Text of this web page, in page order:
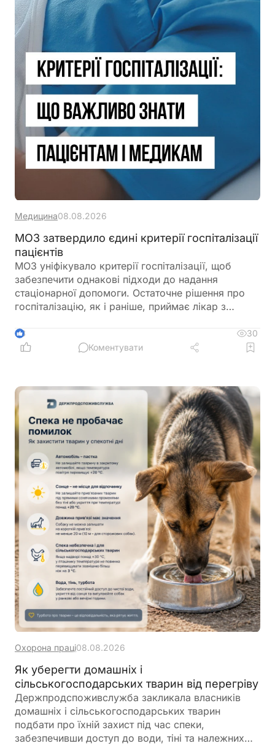
Медицина08.08.2026
МОЗ затвердило єдині критерії госпіталізації
пацієнтів
МОЗ уніфікувало критерії госпіталізації, щоб
забезпечити однакові підходи до надання
стаціонарної допомоги. Остаточне рішення про
госпіталізацію, як і раніше, приймає лікар з
3
30
Коментувати
Охорона праці08.08.2026
Як уберегти домашніх і
сільськогосподарських тварин від перегріву
Держпродспоживслужба закликала власників
домашніх і сільськогосподарських тварин
подбати про їхній захист під час спеки,
забезпечивши доступ до води, тіні та належних